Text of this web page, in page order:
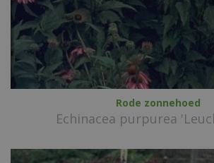
Rode zonnehoed
Echinacea purpurea